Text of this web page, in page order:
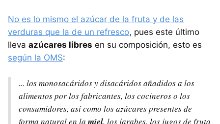
No es lo mismo el azúcar de la fruta y de las
verduras que la de un refresco, pues este último
lleva azúcares libres en su composición, esto es
según la OMS:
... los monosacáridos y disacáridos añadidos a los
alimentos por los fabricantes, los cocineros o los
consumidores, así como los azúcares presentes de
forma natural en lamiel, los jarabes, los jugos de fruta